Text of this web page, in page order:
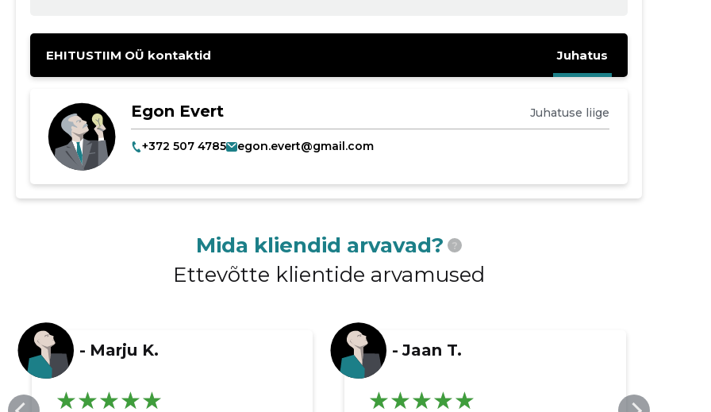
EHITUSTIIM OÜ kontaktid Juhatus
Egon Evert Juhatuse liige
+372 507 4785 egon.evert@gmail.com
Mida kliendid arvavad? ?
Ettevõtte klientide arvamused
- Marju K. - Jaan T.